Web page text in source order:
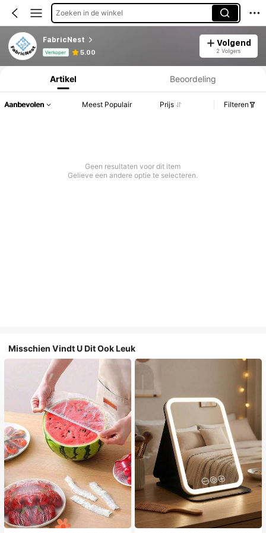
Zoeken in de winkel
FabricNest
Verkoper 5.00
Volgend
2 Volgers
Productinformatie: Prijsopenbaring, Verkoop- en Voorraadgegevens.
Artikel Beoordeling
Aanbevolen Meest Populair Prijs Filteren
Geen resultaten voor dit item
Gelieve een andere optie te selecteren.
Misschien Vindt U Dit Ook Leuk